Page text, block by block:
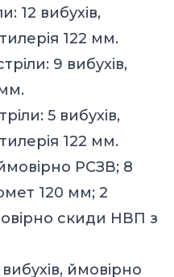
12 вибухів,
122 мм.
9 вибухів,
5 вибухів,
122 мм.
РСЗВ; 8
120 мм; 2
скиди НВП з
ймовірно